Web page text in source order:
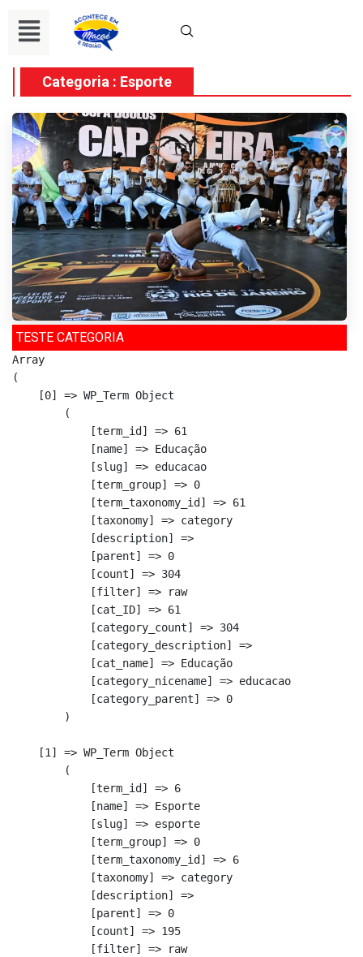
Categoria : Esporte
TESTE CATEGORIA
Array
(
    [0] => WP_Term Object
        (
            [term_id] => 61
            [name] => Educação
            [slug] => educacao
            [term_group] => 0
            [term_taxonomy_id] => 61
            [taxonomy] => category
            [description] =>
            [parent] => 0
            [count] => 304
            [filter] => raw
            [cat_ID] => 61
            [category_count] => 304
            [category_description] =>
            [cat_name] => Educação
            [category_nicename] => educacao
            [category_parent] => 0
        )
    [1] => WP_Term Object
        (
            [term_id] => 6
            [name] => Esporte
            [slug] => esporte
            [term_group] => 0
            [term_taxonomy_id] => 6
            [taxonomy] => category
            [description] =>
            [parent] => 0
            [count] => 195
            [filter] => raw